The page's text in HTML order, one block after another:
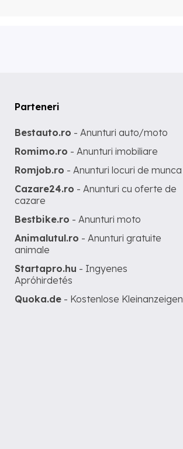
Parteneri
Bestauto.ro - Anunturi auto/moto
Romimo.ro - Anunturi imobiliare
Romjob.ro - Anunturi locuri de munca
Cazare24.ro - Anunturi cu oferte de
cazare
Bestbike.ro - Anunturi moto
Animalutul.ro - Anunturi gratuite
animale
Startapro.hu - Ingyenes
Apróhirdetés
Quoka.de - Kostenlose Kleinanzeigen